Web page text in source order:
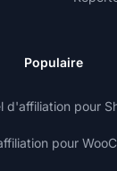
Populaire
d'affiliation pour
pour